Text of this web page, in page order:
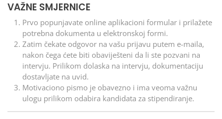
VAŽNE SMJERNICE
Prvo popunjavate online aplikacioni formular i prilažete
potrebna dokumenta u elektronskoj formi.
Zatim čekate odgovor na vašu prijavu putem e-maila,
nakon čega ćete biti obaviješteni da li ste pozvani na
intervju. Prilikom dolaska na intervju, dokumentaciju
dostavljate na uvid.
Motivaciono pismo je obavezno i ima veoma važnu
ulogu prilikom odabira kandidata za stipendiranje.